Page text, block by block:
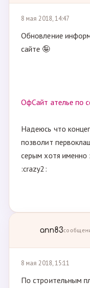
8 мая 2018, 14:47
Обновление
сайте 🤪
ОфСайт ателье по
Надеюсь что
позволит
серым хотя именно
:crazy2:
ann83
8 мая 2018, 15:11
По строительным